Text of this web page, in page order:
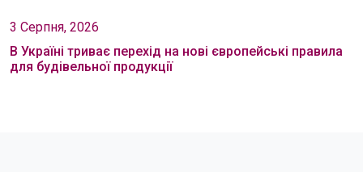
3 Серпня, 2026
В Україні триває перехід на нові європейські правила
для будівельної продукції